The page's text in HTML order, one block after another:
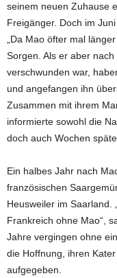
seinem neuen Zuhause
Freigänger. Doch im
„Da Mao öfter mal
Sorgen. Als er aber
verschwunden war,
und angefangen ihn
Zusammen mit ihrem
informierte sowohl die
doch auch Wochen
Ein halbes Jahr nach
französischen
Heusweiler im Saarland.
Frankreich ohne Mao“,
Jahre vergingen ohne
die Hoffnung, ihren
aufgegeben.